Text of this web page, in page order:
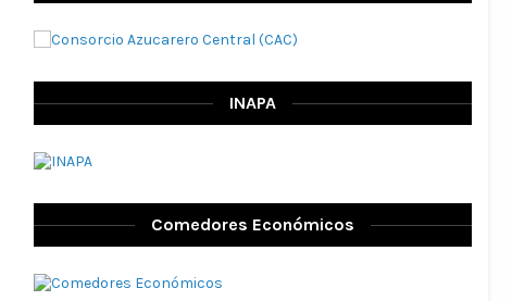
INAPA
Comedores Económicos